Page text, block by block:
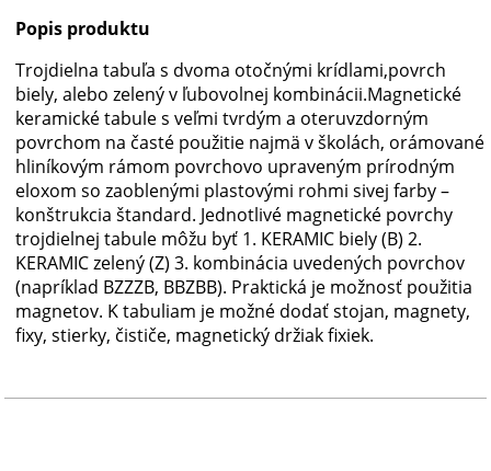
Popis produktu
Trojdielna tabuľa s dvoma otočnými krídlami,povrch
biely, alebo zelený v ľubovolnej kombinácii.Magnetické
keramické tabule s veľmi tvrdým a oteruvzdorným
povrchom na časté použitie najmä v školách, orámované
hliníkovým rámom povrchovo upraveným prírodným
eloxom so zaoblenými plastovými rohmi sivej farby –
konštrukcia štandard. Jednotlivé magnetické povrchy
trojdielnej tabule môžu byť 1. KERAMIC biely (B) 2.
KERAMIC zelený (Z) 3. kombinácia uvedených povrchov
(napríklad BZZZB, BBZBB). Praktická je možnosť použitia
magnetov. K tabuliam je možné dodať stojan, magnety,
fixy, stierky, čističe, magnetický držiak fixiek.